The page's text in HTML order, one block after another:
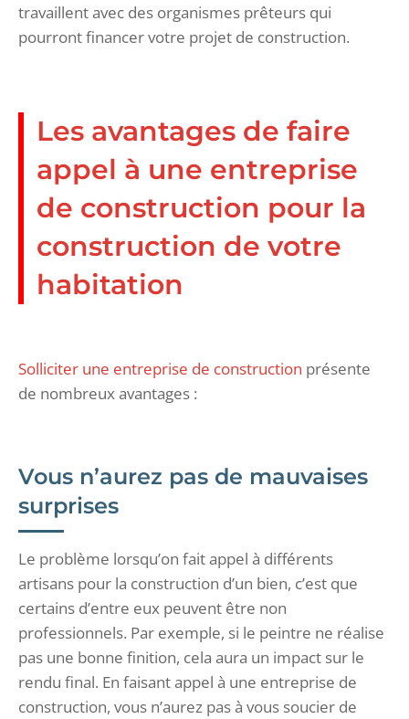
travaillent avec des organismes prêteurs qui
pourront financer votre projet de construction.
Les avantages de faire
appel à une entreprise
de construction pour la
construction de votre
habitation
Solliciter une entreprise de construction présente
de nombreux avantages :
Vous n’aurez pas de mauvaises
surprises
Le problème lorsqu’on fait appel à différents
artisans pour la construction d’un bien, c’est que
certains d’entre eux peuvent être non
professionnels. Par exemple, si le peintre ne réalise
pas une bonne finition, cela aura un impact sur le
rendu final. En faisant appel à une entreprise de
construction, vous n’aurez pas à vous soucier de